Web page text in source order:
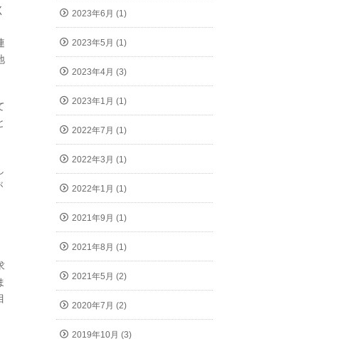
2023年6月 (1)
2023年5月 (1)
2023年4月 (3)
2023年1月 (1)
2022年7月 (1)
2022年3月 (1)
2022年1月 (1)
2021年9月 (1)
2021年8月 (1)
2021年5月 (2)
2020年7月 (2)
2019年10月 (3)